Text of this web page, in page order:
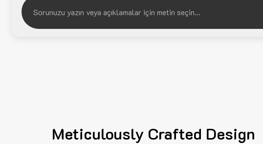
Meticulously Crafted Design